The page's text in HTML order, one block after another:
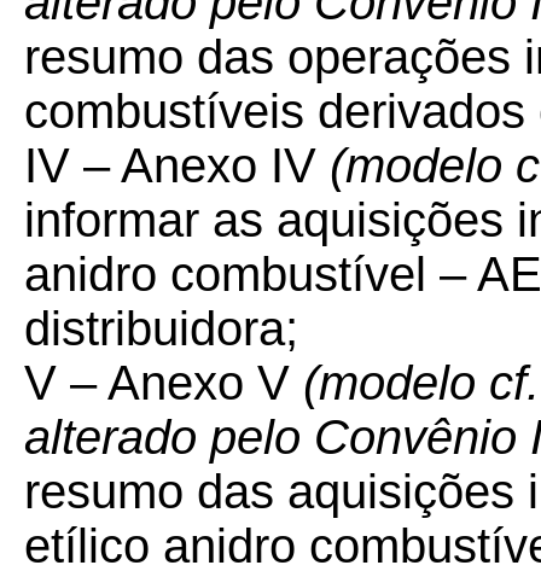
resumo das operações
combustíveis derivados
IV – Anexo IV (modelo
informar as aquisições
anidro combustível –
distribuidora;
V – Anexo V (modelo
alterado pelo Convênio
resumo das aquisições
etílico anidro